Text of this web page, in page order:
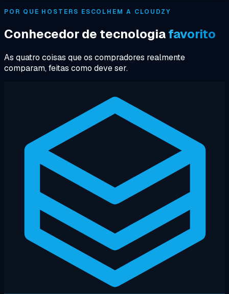
POR QUE HOSTERS ESCOLHEM A CLOUDZY
Conhecedor de tecnologiafavorito
As quatro coisas que os compradores realmente
comparam, feitas como deve ser.